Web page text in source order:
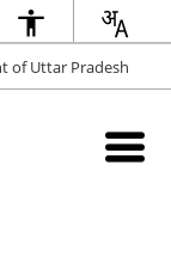
of Uttar Pradesh